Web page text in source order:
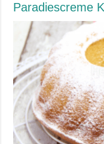
Paradiescreme